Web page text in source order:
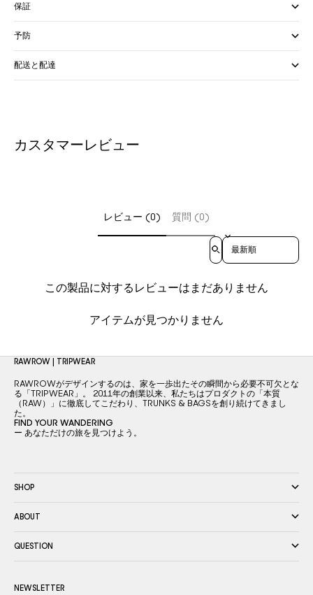
保証
予防
配送と配達
カスタマーレビュー
レビュー (0) 質問 (0)
Sort reviews by
この製品に対するレビューはまだありません
アイテムが見つかりません
RAWROW | TRIPWEAR
RAWROWがデザインするのは、家を一歩出たその瞬間から必要不可欠とな
る「TRIPWEAR」。 2011年の創業以来、私たちはプロダクトの「本質
（RAW）」に徹底してこだわり、TRUNKS & BAGSを創り続けてきまし
た。
FIND YOUR WANDERING
ー あなただけの旅を見つけよう。
SHOP
ABOUT
QUESTION
NEWSLETTER